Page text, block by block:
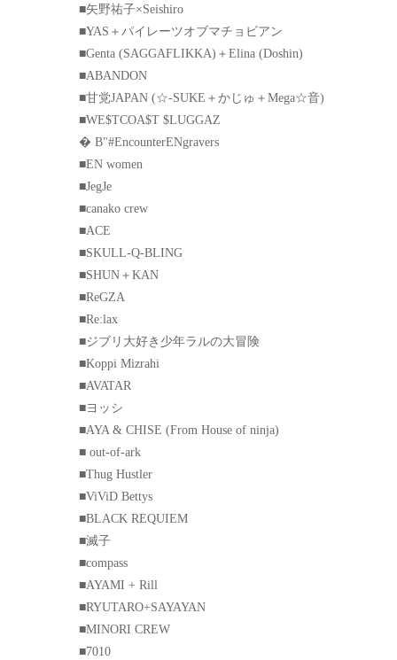
■矢野祐子×Seishiro
■YAS＋パイレーツオブマチョビアン
■Genta (SAGGAFLIKKA)＋Elina (Doshin)
■ABANDON
■甘党JAPAN (☆-SUKE＋かじゅ＋Mega☆音)
■WE$TCOA$T $LUGGAZ
� B"#EncounterENgravers
■EN women
■JegJe
■canako crew
■ACE
■SKULL-Q-BLING
■SHUN＋KAN
■ReGZA
■Re:lax
■ジブリ大好き少年ラルの大冒険
■Koppi Mizrahi
■AVATAR
■ヨッシ
■AYA & CHISE (From House of ninja)
■ out-of-ark
■Thug Hustler
■ViViD Bettys
■BLACK REQUIEM
■滅子
■compass
■AYAMI + Rill
■RYUTARO+SAYAYAN
■MINORI CREW
■7010